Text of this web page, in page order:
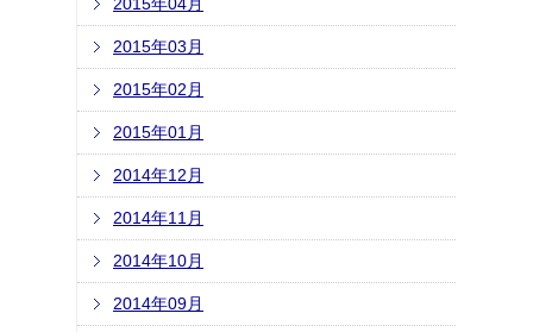
2015年03月
2015年02月
2015年01月
2014年12月
2014年11月
2014年10月
2014年09月